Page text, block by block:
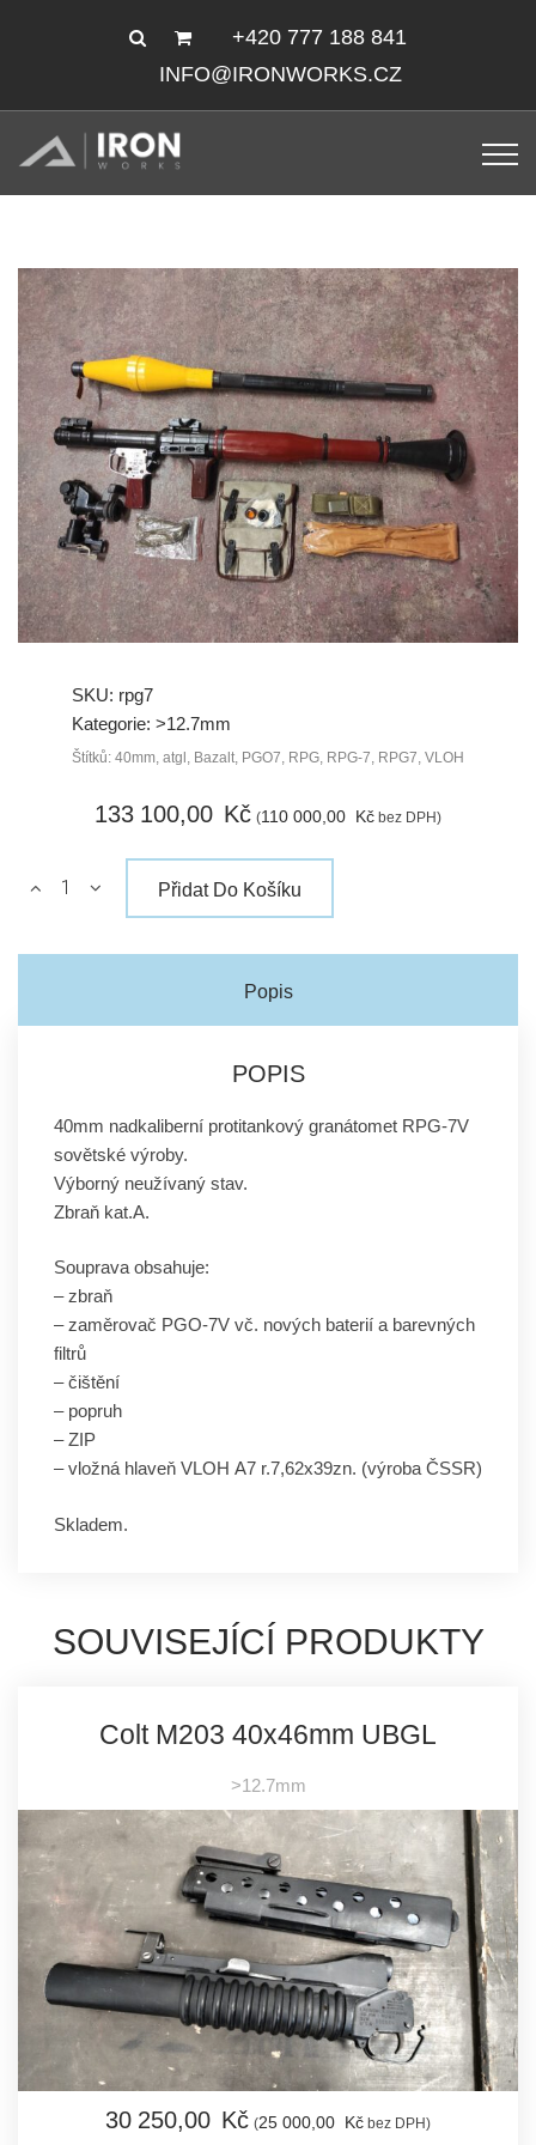
+420 777 188 841
INFO@IRONWORKS.CZ
SKU: rpg7
Kategorie: >12.7mm
Štítků:40mm atgl Bazalt PGO7 RPG RPG-7 RPG7 VLOH
133 100,00 Kč (110 000,00 Kčbez DPH)
Přidat Do Košíku
Popis
POPIS
40mm nadkaliberní protitankový granátomet RPG-7V
sovětské výroby.
Výborný neužívaný stav.
Zbraň kat.A.
Souprava obsahuje:
– zbraň
– zaměrovač PGO-7V vč. nových baterií a barevných
filtrů
– čištění
– popruh
– ZIP
– vložná hlaveň VLOH A7 r.7,62x39zn. (výroba ČSSR)
Skladem.
SOUVISEJÍCÍ PRODUKTY
Colt M203 40x46mm UBGL
>12.7mm
30 250,00 Kč (25 000,00 Kč bez DPH)